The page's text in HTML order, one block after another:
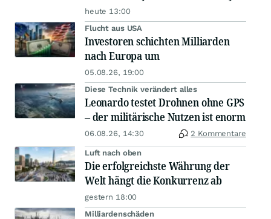
heute 13:00
Flucht aus USA
Investoren schichten Milliarden
nach Europa um
05.08.26, 19:00
Diese Technik verändert alles
Leonardo testet Drohnen ohne GPS
– der militärische Nutzen ist enorm
06.08.26, 14:30 2 Kommentare
Luft nach oben
Die erfolgreichste Währung der
Welt hängt die Konkurrenz ab
gestern 18:00
Milliardenschäden